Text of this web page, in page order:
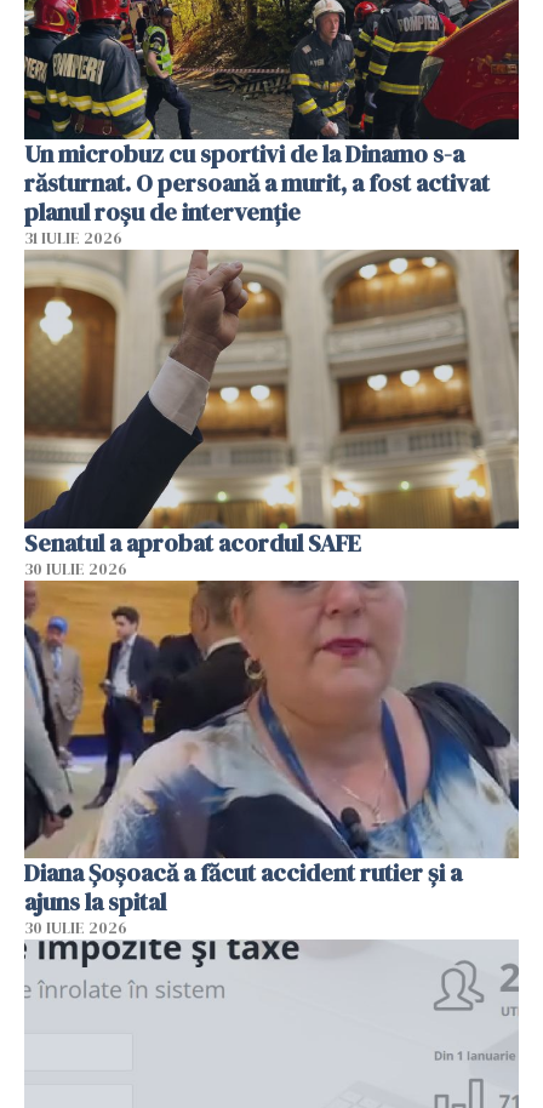
Un microbuz cu sportivi de la Dinamo s-a
răsturnat. O persoană a murit, a fost activat
planul roșu de intervenție
31 IULIE 2026
Senatul a aprobat acordul SAFE
30 IULIE 2026
Diana Șoșoacă a făcut accident rutier și a
ajuns la spital
30 IULIE 2026